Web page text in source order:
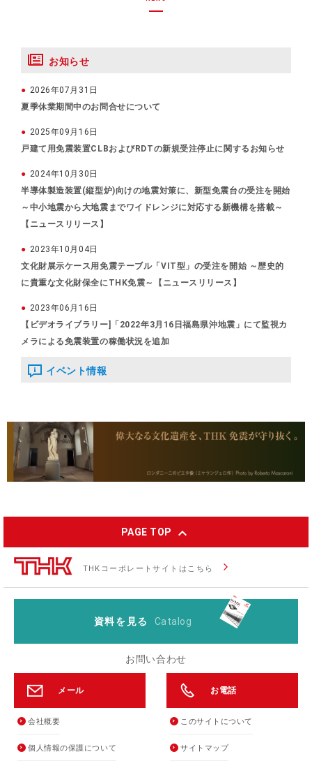
お知らせ
2026年07月31日
夏季休業期間中のお問合せについて
2025年09月16日
戸建て用免震装置CLBおよびRDTの新規受注停止に関するお知らせ
2024年10月30日
半導体製造装置(縦型炉)向けの地震対策に、新型免震台の受注を開始
～中小地震から大地震までワイドレンジに対応する新機構を搭載～
【ニュースリリース】
2023年10月04日
文化財展示ケース用免震テーブル「VIT型」の受注を開始 ～歴史的
に貴重な文化財保全にTHK免震～【ニュースリリース】
2023年06月16日
【ビデオライブラリー]「2022年3月16日福島県沖地震」にて監視カ
メラによる免震装置の稼働状況を追加
イベント情報
PAGE TOP expand_less
THKコーポレートサイトはこちら arrow_forward_ios
資料を見る Catalog
お問い合わせ
メール
会社概要
個人情報の保護について
お電話
このサイトについて
サイトマップ